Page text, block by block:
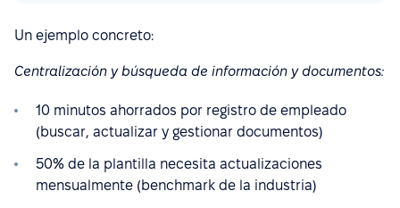
Un ejemplo concreto:
Centralización y búsqueda de información y documentos:
10 minutos ahorrados por registro de empleado
(buscar, actualizar y gestionar documentos)
50% de la plantilla necesita actualizaciones
mensualmente (benchmark de la industria)